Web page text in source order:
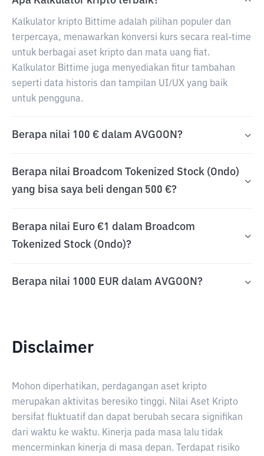
Kalkulator kripto Bittime adalah pilihan populer dan
terpercaya, menawarkan konversi kurs secara real-time
untuk berbagai aset kripto dan mata uang fiat.
Kalkulator Bittime juga menyediakan fitur tambahan
seperti data historis dan tampilan UI/UX yang baik
untuk pengguna.
Berapa nilai 100 € dalam AVGOON?
Berapa nilai Broadcom Tokenized Stock (Ondo)
yang bisa saya beli dengan 500 €?
Berapa nilai Euro €1 dalam Broadcom
Tokenized Stock (Ondo)?
Berapa nilai 1000 EUR dalam AVGOON?
Disclaimer
Mohon diperhatikan, perdagangan aset kripto
merupakan aktivitas beresiko tinggi. Nilai Aset Kripto
bersifat fluktuatif dan dapat berubah secara signifikan
dari waktu ke waktu. Kinerja pada masa lalu tidak
mencerminkan kinerja di masa depan. Terdapat risiko